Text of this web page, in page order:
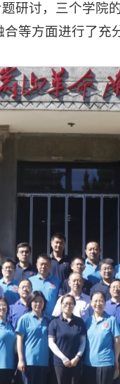
研讨，三个学院
等方面进行了充